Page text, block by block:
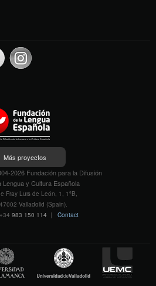
Más proyectos
2026 Fundación para la Difusión
Lengua y Cultura Española
Fray Luis de León, 1, 1ºB,
47002 Valladolid (Spain).
983 150 114 | Contact